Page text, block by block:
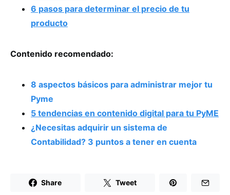
6 pasos para determinar el precio de tu
producto
Contenido recomendado:
8 aspectos básicos para administrar mejor tu
Pyme
5 tendencias en contenido digital para tu PyME
¿Necesitas adquirir un sistema de
Contabilidad? 3 puntos a tener en cuenta
Share Tweet